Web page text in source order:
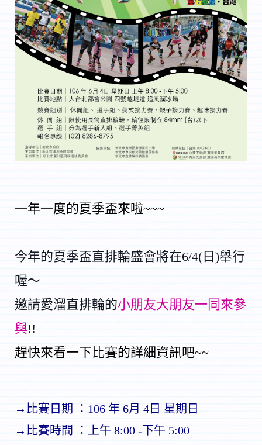
一年一度的夏季盃來啦~~~
今年的夏季盃直排輪盛會將在6/4( 日)舉行
喔～
邀請愛溜直排輪的小朋友大朋友一同來參
與!!
趕快來看一下比賽的詳細資訊吧~~
→比賽日期 ：106 年 6月 4日 星期日
→比賽時間 ：
上午 8:00 -下午 5:00